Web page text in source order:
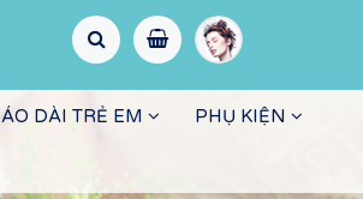
ÁO DÀI TRẺ EM PHỤ KIỆN